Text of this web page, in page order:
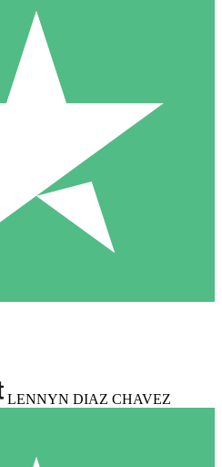
LENNYN DIAZ CHAVEZ